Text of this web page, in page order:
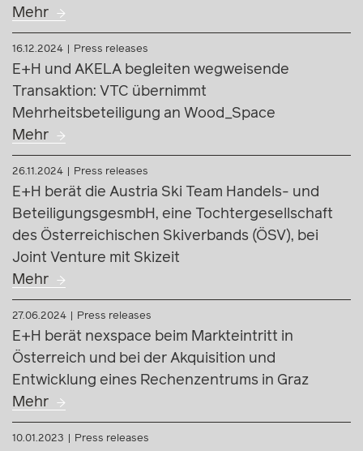
Mehr
16.12.2024 Press releases
E+H und AKELA begleiten wegweisende
Transaktion: VTC übernimmt
Mehrheitsbeteiligung an Wood_Space
Mehr
26.11.2024 Press releases
E+H berät die Austria Ski Team Handels- und
BeteiligungsgesmbH, eine Tochtergesellschaft
des Österreichischen Skiverbands (ÖSV), bei
Joint Venture mit Skizeit
Mehr
27.06.2024 Press releases
E+H berät nexspace beim Markteintritt in
Österreich und bei der Akquisition und
Entwicklung eines Rechenzentrums in Graz
Mehr
10.01.2023 Press releases